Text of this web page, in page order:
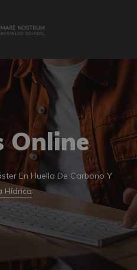
Online
En Huella De Carbono Y
Hídrica